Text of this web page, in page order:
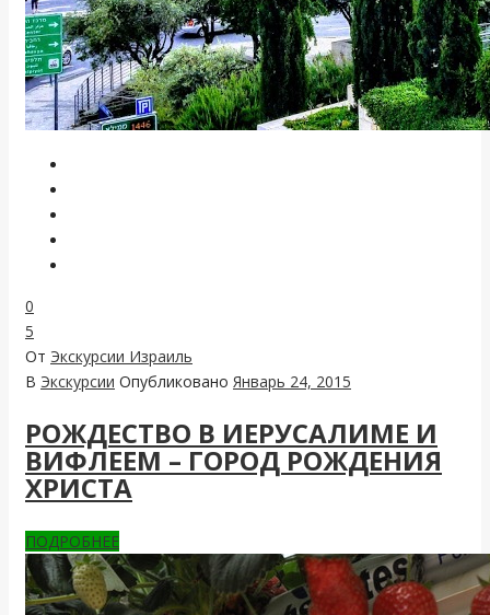
0
5
От Экскурсии Израиль
В Экскурсии Опубликовано Январь 24, 2015
РОЖДЕСТВО В ИЕРУСАЛИМЕ И
ВИФЛЕЕМ – ГОРОД РОЖДЕНИЯ
ХРИСТА
ПОДРОБНЕЕ